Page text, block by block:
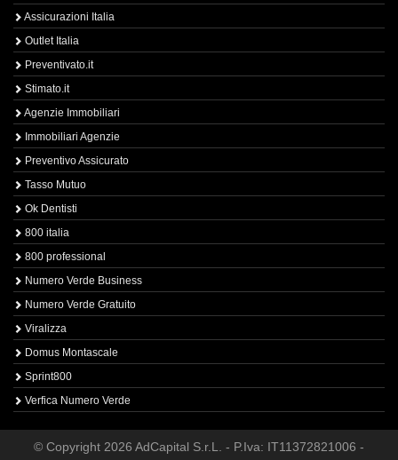
Assicurazioni Italia
Outlet Italia
Preventivato.it
Stimato.it
Agenzie Immobiliari
Immobiliari Agenzie
Preventivo Assicurato
Tasso Mutuo
Ok Dentisti
800 italia
800 professional
Numero Verde Business
Numero Verde Gratuito
Viralizza
Domus Montascale
Sprint800
Verfica Numero Verde
© Copyright 2026 AdCapital S.r.L. - P.Iva: IT11372821006 -